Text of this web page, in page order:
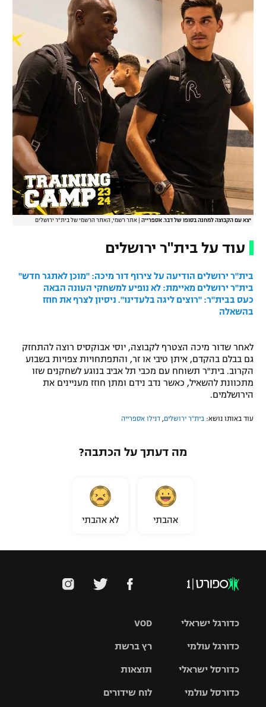
תגיות
יצא עם הקבוצה למחנה בסופו של דבר. אספרייה אתר רשמי, האתר הרשמי של בית"ר ירושלים
עוד על בית"ר ירושלים
בית"ר ירושלים הודיעה על צירוף דור מיכה: "מוכן לאתגר חדש"
בית"ר ירושלים מאיימת: לא נופיע למשחקי העונה הבאה
כעס בבית"ר: "רוצים ליגה בלעדינו". ניסיון לצרף את חוזז
בהשאלה
לאחר שדור מיכה הצטרף לקבוצה, יוסי אבוקסיס רוצה להתחזק
גם בבלם בהקדם, איתן טיבי או זר, והתפתחויות צפויות בשבוע
הקרוב. בית"ר תשוחח עם מכבי תל אביב בנוגע לשחקנים שזו
מתכוונת להשאיל, כאשר נדב נידם ומתן חוזז מעניינים את
הירושלמים.
עוד באותו נושא: בית"ר ירושלים, דנילו אספרייה
מה דעתך על הכתבה?
אהבתי לא אהבתי
VOD
רץ ברשת
תוצאות
לוח שידורים
כדורגל ישראלי
כדורגל עולמי
האלופות
כדורסל ישראלי
כדורסל עולמי